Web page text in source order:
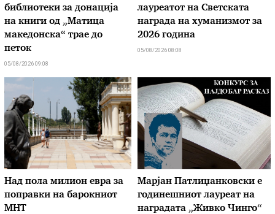
библиотеки за донација
на книги од „Матица
македонска“ трае до
петок
05/08/2026 09:08
лауреатот на Светската
награда на хуманизмот за
2026 година
05/08/2026 08:08
Над пола милион евра за
поправки на барокниот
МНТ
Марјан Патлиџанковски е
годинешниот лауреат на
наградата „Живко Чинго“